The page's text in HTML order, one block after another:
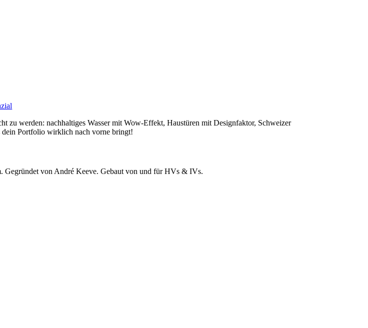
zu werden: nachhaltiges Wasser mit Wow-Effekt, Haustüren mit Designfaktor, Schweizer
dein Portfolio wirklich nach vorne bringt!
Gegründet von André Keeve. Gebaut von und für HVs & IVs.